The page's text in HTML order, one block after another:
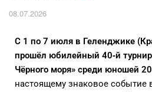
08.07.2026
С 1 по 7 июля в Геленджике
прошёл юбилейный 40‑й
Чёрного моря» среди юношей
настоящему знаковое событие